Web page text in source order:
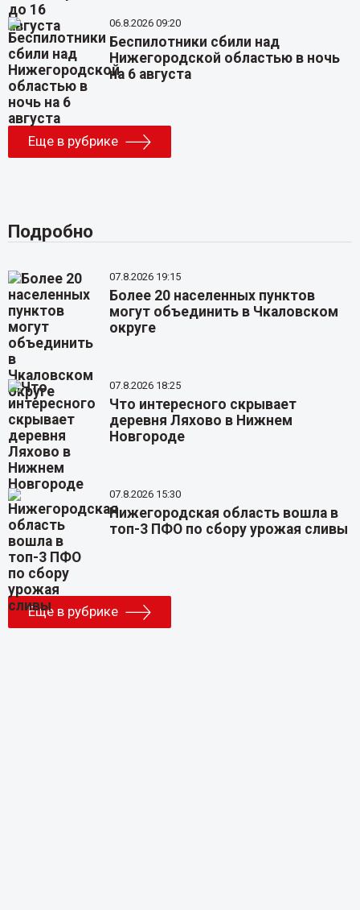
06.8.2026 09:20
Беспилотники сбили над
Нижегородской областью в ночь
на 6 августа
Еще в рубрике
Подробно
07.8.2026 19:15
Более 20 населенных пунктов
могут объединить в Чкаловском
округе
07.8.2026 18:25
Что интересного скрывает
деревня Ляхово в Нижнем
Новгороде
07.8.2026 15:30
Нижегородская область вошла в
топ-3 ПФО по сбору урожая сливы
Еще в рубрике